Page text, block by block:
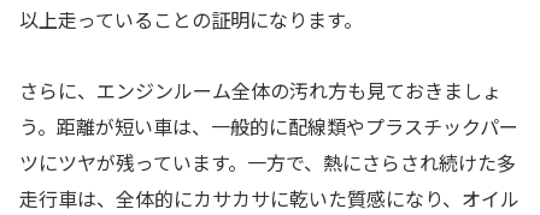
以上走っていることの証明になります。
さらに、エンジンルーム全体の汚れ方も見ておきましょ
う。距離が短い車は、一般的に配線類やプラスチックパー
ツにツヤが残っています。一方で、熱にさらされ続けた多
走行車は、全体的にカサカサに乾いた質感になり、オイル